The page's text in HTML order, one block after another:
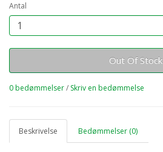
Antal
Out Of Stock
0 bedømmelser/ Skriv en bedømmelse
Beskrivelse Bedømmelser (0)